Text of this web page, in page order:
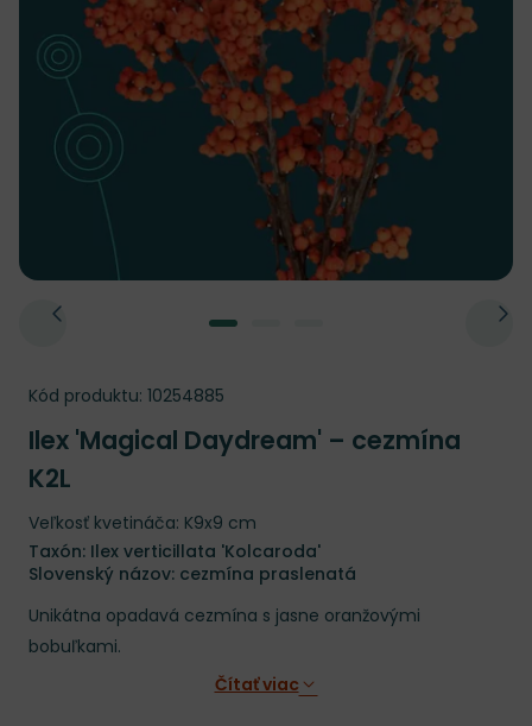
Kód produktu: 10254885
Ilex 'Magical Daydream' – cezmína
K2L
Veľkosť kvetináča: K9x9 cm
Taxón: Ilex verticillata 'Kolcaroda'
Slovenský názov: cezmína praslenatá
Unikátna opadavá cezmína s jasne oranžovými
bobuľkami.
Čítať viac